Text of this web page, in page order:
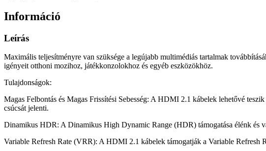
Információ
Leírás
Maximális teljesítményre van szüksége a legújabb multimédiás tartalmak
igényeit otthoni mozihoz, játékkonzolokhoz és egyéb eszközökhöz.
Tulajdonságok:
Magas Felbontás és Magas Frissítési Sebesség: A HDMI 2.1 kábelek lehetővé
csúcsát jelenti.
Dinamikus HDR: A Dinamikus High Dynamic Range (HDR) támogatása élénk és
Variable Refresh Rate (VRR): A HDMI 2.1 kábelek támogatják a Variable Refresh